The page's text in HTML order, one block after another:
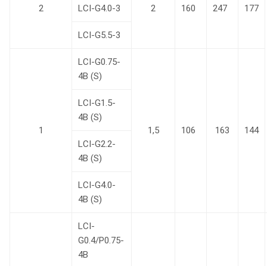
2 2 160 247 177
LCI-G4.0-3
LCI-G5.5-3
1
LCI-G0.75-
4B (S)
1,5 106 163 144
LCI-G1.5-
4B (S)
LCI-G2.2-
4B (S)
LCI-G4.0-
4B (S)
LCI-
G0.4/P0.75-
4B